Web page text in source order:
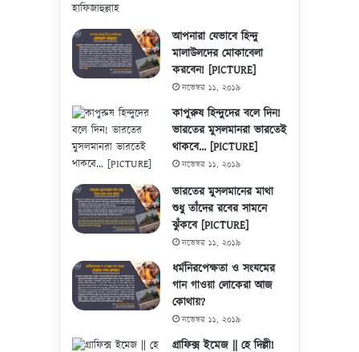
আপনারা যেভাবে হিন্দু
মালাউলদের মোকাবেলা
করবেন! [PICTURE]
নভেম্বর ১১, ২০১৯
কাপুরুষ হিন্দুদের বলে দিন!
ভারতের মুসলমানরা ভারতেই
থাকবে… [PICTURE]
নভেম্বর ১১, ২০১৯
ভারতের মুসলমানের মাথা
শুধু তাঁদের রবের সামনে
ঝুঁকবে [PICTURE]
নভেম্বর ১১, ২০১৯
ধর্মনিরপেক্ষতা ও সংযমের
গান গাওয়া লোকেরা আজ
কোথায়?
নভেম্বর ১১, ২০১৯
গ্রাফিক্স ইমেজ || হে দিল্লী!